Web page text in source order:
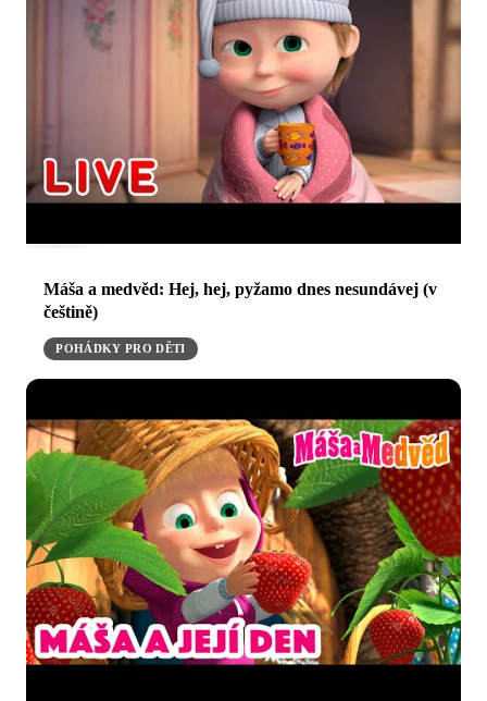
Máša a medvěd: Hej, hej, pyžamo dnes nesundávej (v
češtině)
POHÁDKY PRO DĚTI